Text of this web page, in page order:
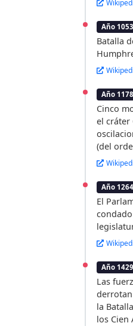
Año 1053
Batalla
Año 1178
Cinco
el cráter
(del
Año 1264
El
Año 1429
Las
la
los Cien